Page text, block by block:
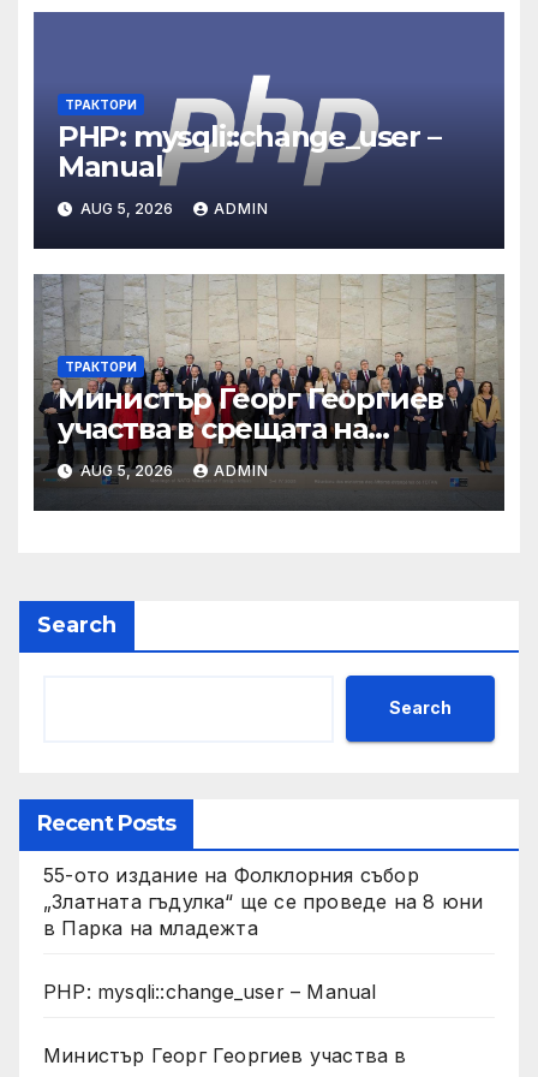
ТРАКТОРИ
PHP: mysqli::change_user –
Manual
AUG 5, 2026 ADMIN
ТРАКТОРИ
Министър Георг Георгиев
участва в срещата на
министрите на външните
работи на НАТО
AUG 5, 2026 ADMIN
Search
Search
Recent Posts
55-ото издание на Фолклорния събор
„Златната гъдулка“ ще се проведе на 8 юни
в Парка на младежта
PHP: mysqli::change_user – Manual
Министър Георг Георгиев участва в